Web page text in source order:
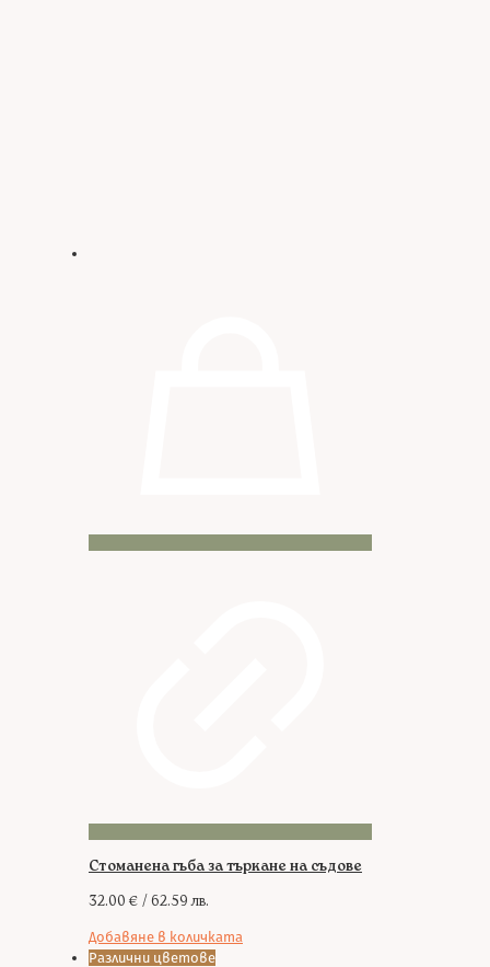
Стоманена гъба за търкане на съдове
32.00 € / 62.59 лв.
Добавяне в количката
Различни цветове